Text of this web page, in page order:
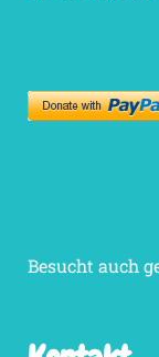
Besucht auch